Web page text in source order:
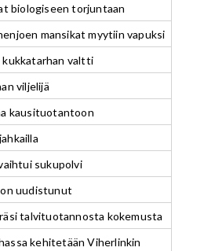
biologiseen torjuntaan
mansikat myytiin vapuksi
valtti
viljelijä
kausituotantoon
sukupolvi
uudistunut
talvituotannosta kokemusta
kehitetään Viherlinkin